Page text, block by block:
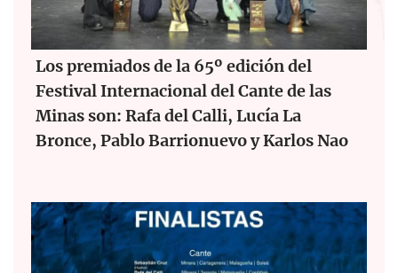
Los premiados de la 65º edición del
Festival Internacional del Cante de las
Minas son: Rafa del Calli, Lucía La
Bronce, Pablo Barrionuevo y Karlos Nao